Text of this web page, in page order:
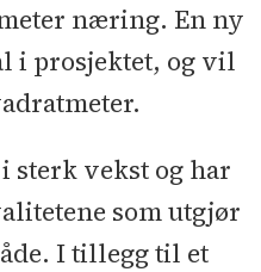
næring. En ny
i prosjektet, og vil
sterk vekst og har
som utgjør
I tillegg til et